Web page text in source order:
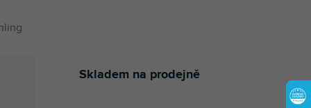
Skladem na prodejně